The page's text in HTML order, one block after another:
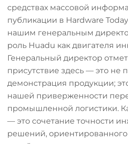
средствах массовой
публикации в Hardware Today
нашим генеральным
роль Huadu как двигателя
Генеральный директор
присутствие здесь — это не
демонстрация продукции;
нашей приверженности
промышленной логистики.
— это сочетание точности
решений, ориентированного